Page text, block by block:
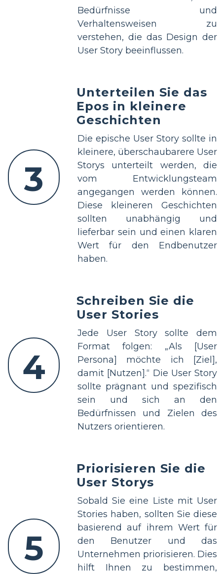
Bedürfnisse und
Verhaltensweisen zu
verstehen, die das Design der
User Story beeinflussen.
3
Unterteilen Sie das
Epos in kleinere
Geschichten
Die epische User Story sollte in
kleinere, überschaubarere User
Storys unterteilt werden, die
vom Entwicklungsteam
angegangen werden können.
Diese kleineren Geschichten
sollten unabhängig und
lieferbar sein und einen klaren
Wert für den Endbenutzer
haben.
4
Schreiben Sie die
User Stories
Jede User Story sollte dem
Format folgen: „Als [User
Persona] möchte ich [Ziel],
damit [Nutzen].“ Die User Story
sollte prägnant und spezifisch
sein und sich an den
Bedürfnissen und Zielen des
Nutzers orientieren.
5
Priorisieren Sie die
User Storys
Sobald Sie eine Liste mit User
Stories haben, sollten Sie diese
basierend auf ihrem Wert für
den Benutzer und das
Unternehmen priorisieren. Dies
hilft Ihnen zu bestimmen,